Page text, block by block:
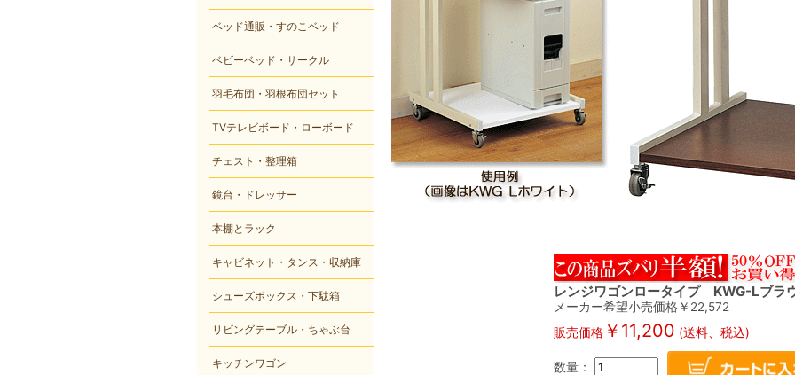
レンジワゴンロータイプ KWG-Lブラ
メーカー希望小売価格￥22,572
販売価格￥11,200 (送料、税込)
数量：
ベッド通販・すのこベッド
ベビーベッド・サークル
羽毛布団・羽根布団セット
TVテレビボード・ローボード
チェスト・整理箱
鏡台・ドレッサー
本棚とラック
キャビネット・タンス・収納庫
シューズボックス・下駄箱
リビングテーブル・ちゃぶ台
キッチンワゴン